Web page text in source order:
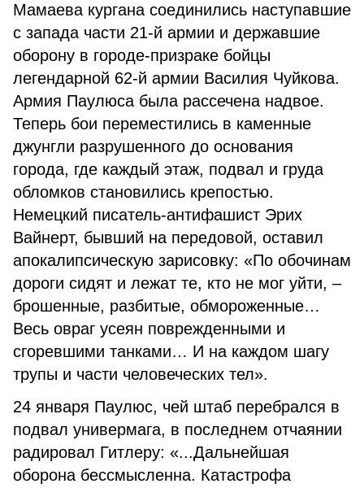
Мамаева кургана соединились наступавшие
с запада части 21-й армии и державшие
оборону в городе-призраке бойцы
легендарной 62-й армии Василия Чуйкова.
Армия Паулюса была рассечена надвое.
Теперь бои переместились в каменные
джунгли разрушенного до основания
города, где каждый этаж, подвал и груда
обломков становились крепостью.
Немецкий писатель-антифашист Эрих
Вайнерт, бывший на передовой, оставил
апокалипсическую зарисовку: «По обочинам
дороги сидят и лежат те, кто не мог уйти, –
брошенные, разбитые, обмороженные…
Весь овраг усеян поврежденными и
сгоревшими танками… И на каждом шагу
трупы и части человеческих тел».
24 января Паулюс, чей штаб перебрался в
подвал универмага, в последнем отчаянии
радировал Гитлеру: «...Дальнейшая
оборона бессмысленна. Катастрофа